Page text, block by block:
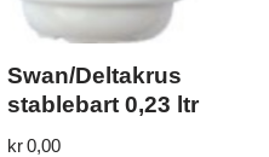
Swan/Deltakrus
stablebart 0,23 ltr
kr0,00